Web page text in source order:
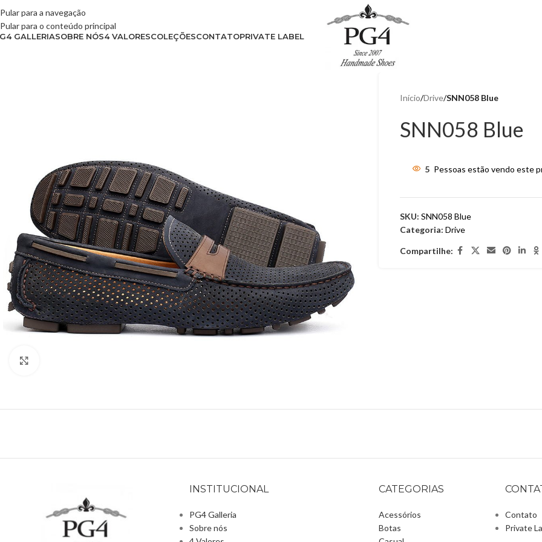
Pular para a navegação
Pular para o conteúdo principal
GALLERIASOBRE NÓS4 VALORESCOLEÇÕESCONTATOPRIVATE LABEL
Início/Drive/SNN058 Blue
SNN058 Blue
5 Pessoas estão vendo este
SKU: SNN058 Blue
Categoria: Drive
Compartilhe:
INSTITUCIONAL
PG4 Galleria
Sobre nós
CATEGORIAS
Acessórios
Botas
Contato
Private